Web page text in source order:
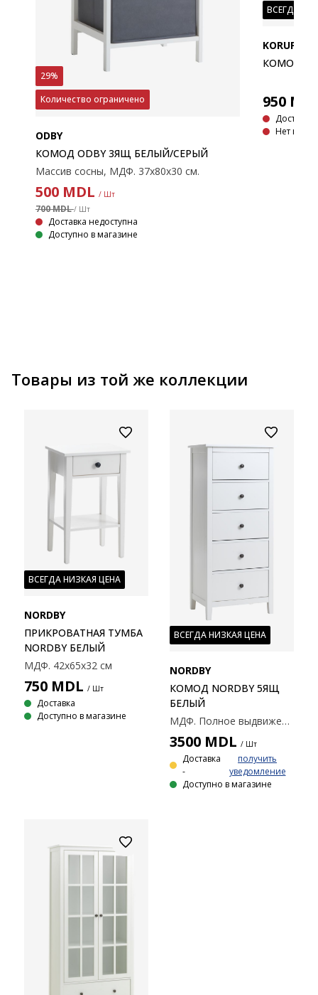
29%
Количество ограничено
ODBY
КОМОД ODBY 3ЯЩ БЕЛЫЙ/СЕРЫЙ
Массив сосны, МДФ. 37x80x30 см.
500MDL / Шт
700 MDL/ Шт
Доставка недоступна
Доступно в магазине
ВСЕГДА
KORUP
КОМОД
950
Доставка
Нет в
Товары из той же коллекции
ВСЕГДА НИЗКАЯ ЦЕНА
NORDBY
ПРИКРОВАТНАЯ ТУМБА
NORDBY БЕЛЫЙ
МДФ. 42x65x32 см
750 MDL / Шт
Доставка
Доступно в магазине
ВСЕГДА НИЗКАЯ ЦЕНА
NORDBY
КОМОД NORDBY 5ЯЩ
БЕЛЫЙ
МДФ. Полное выдвижение ящика. 58x130x44 см.
3500 MDL / Шт
Доставка
-
получить
уведомление
Доступно в магазине